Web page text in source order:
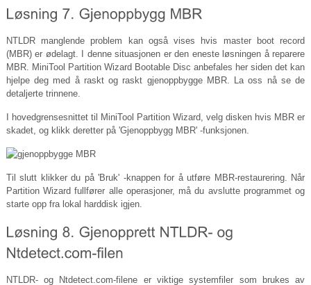
NTLDR manglende problem kan også vises hvis master boot record
(MBR) er ødelagt. I denne situasjonen er den eneste løsningen å reparere
MBR. MiniTool Partition Wizard Bootable Disc anbefales her siden det kan
hjelpe deg med å raskt og raskt gjenoppbygge MBR. La oss nå se de
detaljerte trinnene.
I hovedgrensesnittet til MiniTool Partition Wizard, velg disken hvis MBR er
skadet, og klikk deretter på 'Gjenoppbygg MBR' -funksjonen.
Til slutt klikker du på 'Bruk' -knappen for å utføre MBR-restaurering. Når
Partition Wizard fullfører alle operasjoner, må du avslutte programmet og
starte opp fra lokal harddisk igjen.
NTLDR- og Ntdetect.com-filene er viktige systemfiler som brukes av